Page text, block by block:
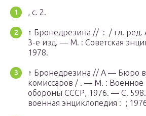
, с. 2.
↑ Бронедрезина // : / гл.
3-е изд. — М. : Советская
1978.
↑ Бронедрезина // А — Бюро
комиссаров / . — М. : Военное
обороны СССР, 1976. — С.
военная энциклопедия : ;